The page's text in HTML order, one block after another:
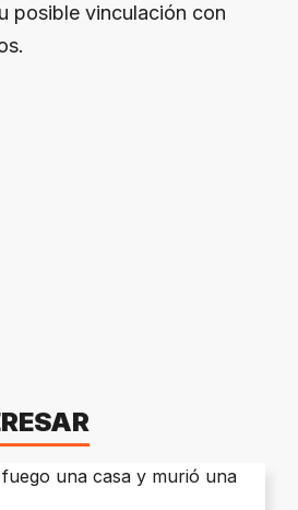
posible vinculación con